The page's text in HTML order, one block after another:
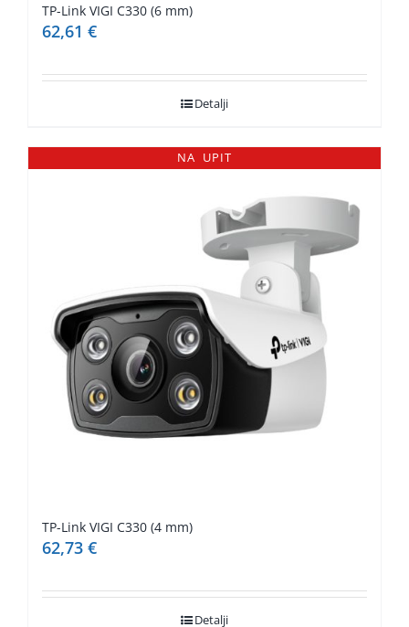
TP-Link VIGI C330 (6 mm)
62,61 €
Detalji
NA UPIT
TP-Link VIGI C330 (4 mm)
62,73 €
Detalji